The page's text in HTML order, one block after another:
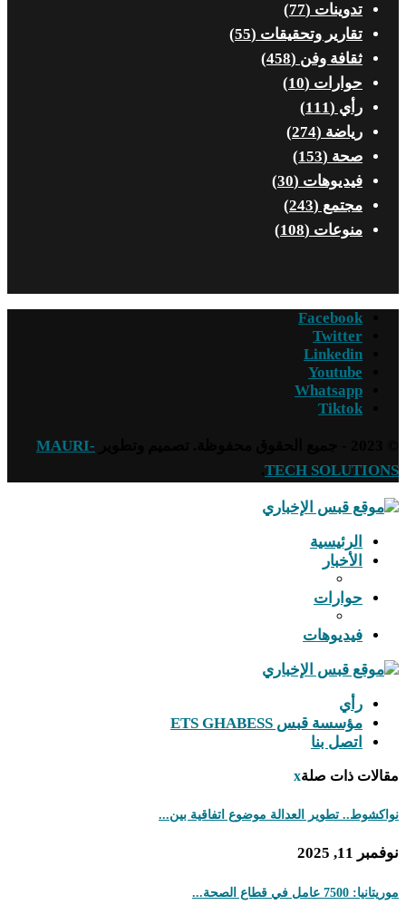
تدوينات (77)
تقارير وتحقيقات (55)
ثقافة وفن (458)
حوارات (10)
رأي (111)
رياضة (274)
صحة (153)
فيديوهات (30)
مجتمع (243)
منوعات (108)
Facebook
Twitter
Linkedin
Youtube
Whatsapp
Tiktok
MAURI-
TECH SOLUTIONS
الرئيسية
الأخبار
حوارات
فيديوهات
رأي
مؤسسة قبس ETS GHABESS
اتصل بنا
مقالات ذات صلةx
نواكشوط.. تطوير العدالة موضوع اتفاقية بين...
نوفمبر 11, 2025
موريتانيا: 7500 عامل في قطاع الصحة...